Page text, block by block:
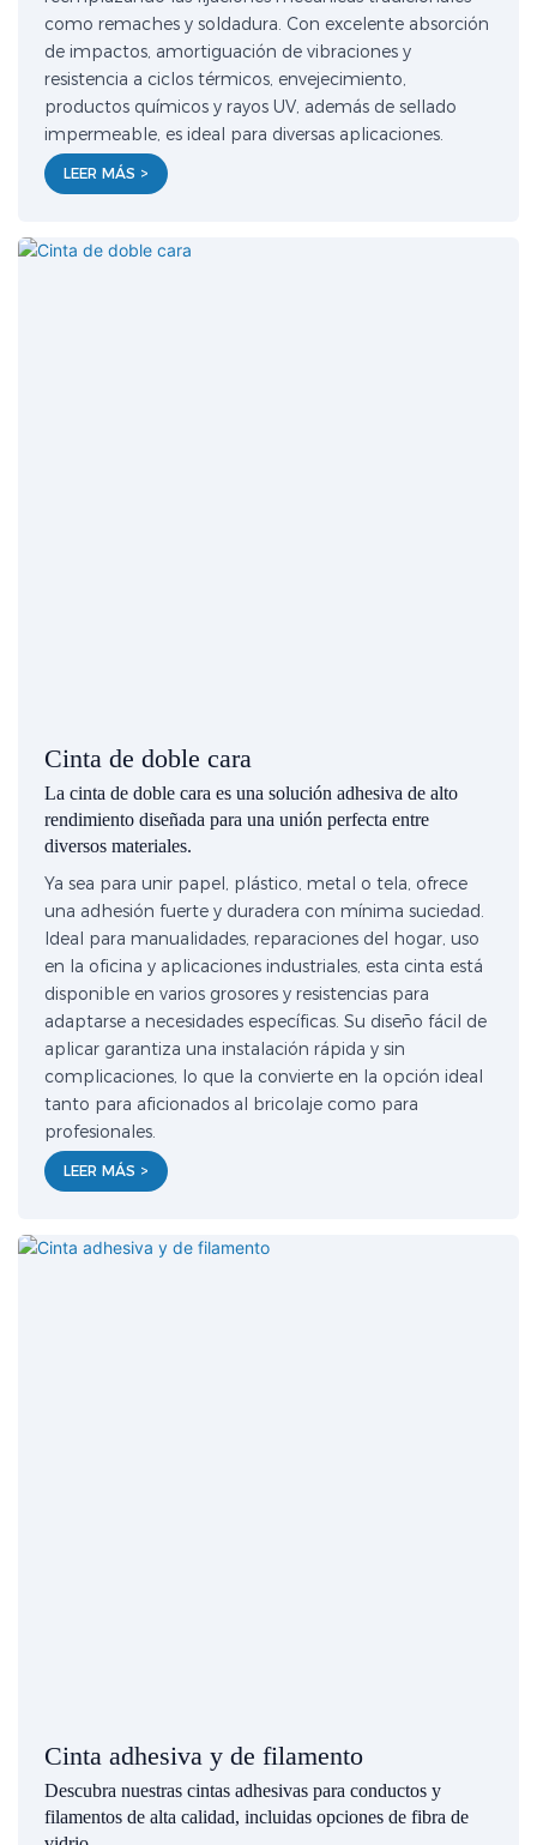
como remaches y soldadura. Con excelente absorción
de impactos, amortiguación de vibraciones y
resistencia a ciclos térmicos, envejecimiento,
productos químicos y rayos UV, además de sellado
impermeable, es ideal para diversas aplicaciones.
LEER MÁS >
Cinta de doble cara
La cinta de doble cara es una solución adhesiva de alto
rendimiento diseñada para una unión perfecta entre
diversos materiales.
Ya sea para unir papel, plástico, metal o tela, ofrece
una adhesión fuerte y duradera con mínima suciedad.
Ideal para manualidades, reparaciones del hogar, uso
en la oficina y aplicaciones industriales, esta cinta está
disponible en varios grosores y resistencias para
adaptarse a necesidades específicas. Su diseño fácil de
aplicar garantiza una instalación rápida y sin
complicaciones, lo que la convierte en la opción ideal
tanto para aficionados al bricolaje como para
profesionales.
LEER MÁS >
Cinta adhesiva y de filamento
Descubra nuestras cintas adhesivas para conductos y
filamentos de alta calidad, incluidas opciones de fibra de